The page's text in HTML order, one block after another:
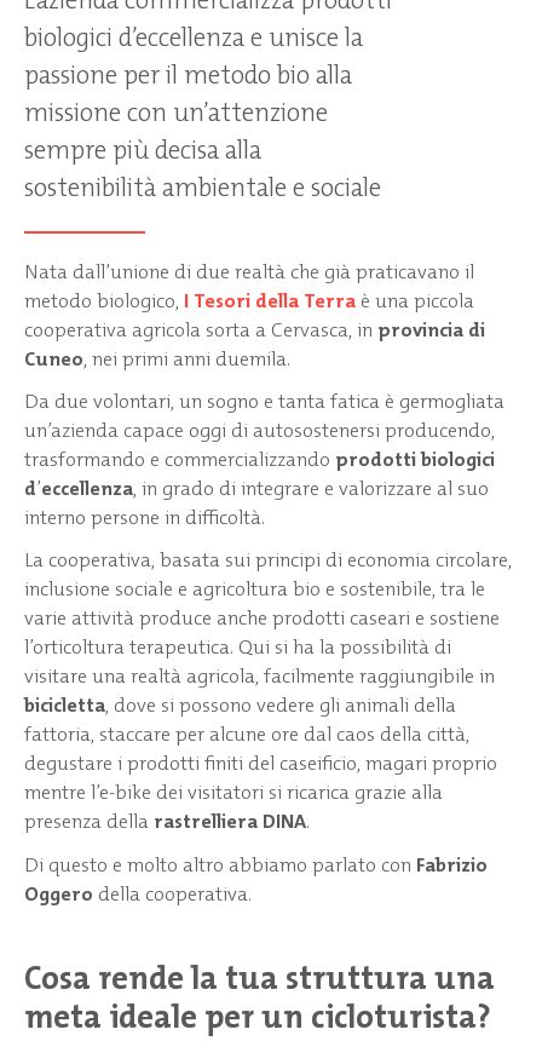
biologici d’eccellenza e unisce la
passione per il metodo bio alla
missione con un’attenzione
sempre più decisa alla
sostenibilità ambientale e sociale
Nata dall’unione di due realtà che già praticavano il
metodo biologico, I Tesori della Terra è una piccola
cooperativa agricola sorta a Cervasca, in provincia di
Cuneo, nei primi anni duemila.
Da due volontari, un sogno e tanta fatica è germogliata
un’azienda capace oggi di autosostenersi producendo,
trasformando e commercializzando prodotti biologici
d’eccellenza, in grado di integrare e valorizzare al suo
interno persone in difficoltà.
La cooperativa, basata sui principi di economia circolare,
inclusione sociale e agricoltura bio e sostenibile, tra le
varie attività produce anche prodotti caseari e sostiene
l’orticoltura terapeutica. Qui si ha la possibilità di
visitare una realtà agricola, facilmente raggiungibile in
bicicletta, dove si possono vedere gli animali della
fattoria, staccare per alcune ore dal caos della città,
degustare i prodotti finiti del caseificio, magari proprio
mentre l’e-bike dei visitatori si ricarica grazie alla
presenza della rastrelliera DINA.
Di questo e molto altro abbiamo parlato con Fabrizio
Oggero della cooperativa.
Cosa rende la tua struttura una
meta ideale per un cicloturista?